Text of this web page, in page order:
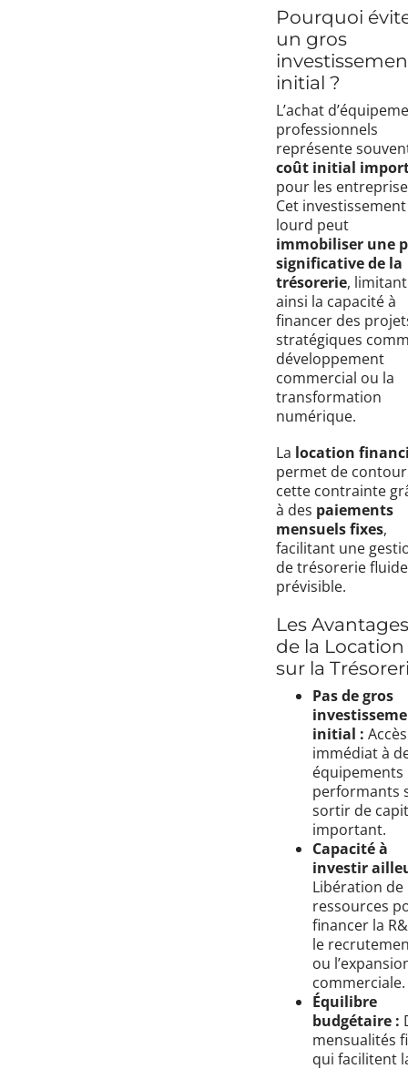
Pourquoi
un gros
initial ?
L’achat
professionnels
représente
coût initial
pour les
Cet investissement
lourd peut
immobiliser une
significative de la
trésorerie, limitant
ainsi la capacité à
financer des
stratégiques
développement
commercial ou la
transformation
numérique.
La location
permet de
cette contrainte
à des paiements
mensuels fixes,
facilitant une
de trésorerie
prévisible.
Les Avantages
de la Location
sur la
Pas de gros
initial : Accès
immédiat à
équipements
performants
sortir de
important.
Capacité à
investir
Libération de
ressources
financer la
le
ou
commerciale.
Équilibre
budgétaire :
mensualités
qui facilitent